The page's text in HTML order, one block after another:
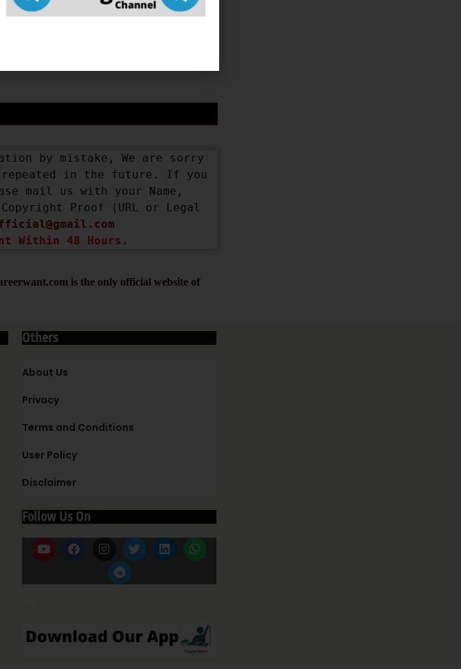
और मीडिया वेबसाइटों से डेटा एकत्र करती है। अगर
आधिकारिक वेबसाइट पर जानकारी देखें।
पाई जाती है। वेबसाइट प्रशासक इसके लिए किसी
by mistake, We are sorry
in the future. If you
mail us with your Name,
Proof (URL or Legal
Within 48 Hours.
is the only official website of
Others
About Us
Privacy
Terms and Conditions
User Policy
Disclaimer
Follow Us On